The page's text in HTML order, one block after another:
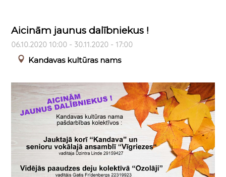
Aicinām jaunus dalībniekus !
06.10.2020 10:00 - 30.11.2020 - 17:00
Kandavas kultūras nams